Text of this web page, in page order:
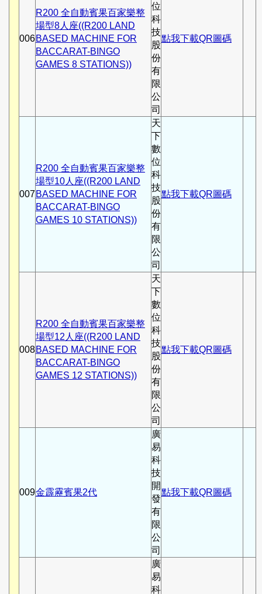
006
R200 全自動賓果百家樂整
場型8人座((R200 LAND
BASED MACHINE FOR
BACCARAT-BINGO
GAMES 8 STATIONS))
位
科
技
股
份
有
限
公
司
點我下載QR圖碼
007
R200 全自動賓果百家樂整
場型10人座((R200 LAND
BASED MACHINE FOR
BACCARAT-BINGO
GAMES 10 STATIONS))
天
下
數
位
科
技
股
份
有
限
公
司
點我下載QR圖碼
008
R200 全自動賓果百家樂整
場型12人座((R200 LAND
BASED MACHINE FOR
BACCARAT-BINGO
GAMES 12 STATIONS))
天
下
數
位
科
技
股
份
有
限
公
司
點我下載QR圖碼
009金霹靂賓果2代
廣
易
科
技
開
發
有
限
公
司
點我下載QR圖碼
廣
易
科